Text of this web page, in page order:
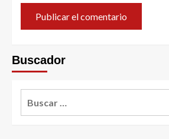
Buscador